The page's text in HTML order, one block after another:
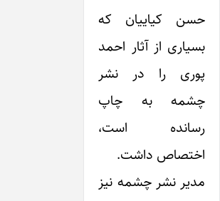
حسن کیاییان که
بسیاری از آثار احمد
پوری را در نشر
چشمه به چاپ
رسانده است،
اختصاص داشت.
مدیر نشر چشمه نیز